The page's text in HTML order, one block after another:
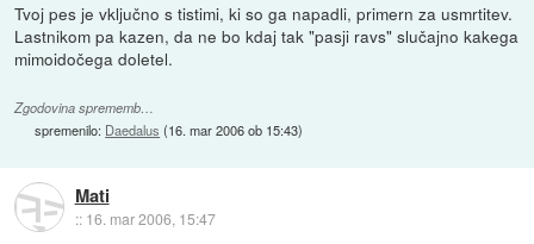
Tvoj pes je vključno s tistimi, ki so ga napadli, primern za usmrtitev.
Lastnikom pa kazen, da ne bo kdaj tak "pasji ravs" slučajno kakega
mimoidočega doletel.
Zgodovina sprememb…
spremenilo: Daedalus (16. mar 2006 ob 15:43)
Mati
:: 16. mar 2006, 15:47